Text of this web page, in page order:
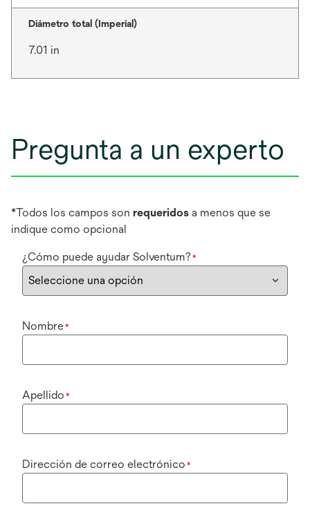
Diámetro total (Imperial)
7.01 in
Pregunta a un experto
*Todos los campos son requeridos a menos que se
indique como opcional
¿Cómo puede ayudar Solventum? *
Nombre*
Apellido *
Dirección de correo electrónico *